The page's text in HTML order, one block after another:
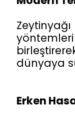
dünyaya
Erken